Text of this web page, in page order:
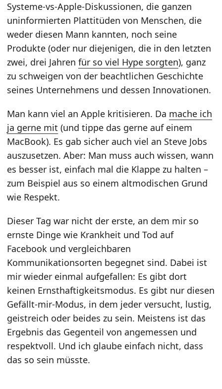
Systeme-vs-Apple-Diskussionen, die ganzen
uninformierten Plattitüden von Menschen, die
weder diesen Mann kannten, noch seine
Produkte (oder nur diejenigen, die in den letzten
zwei, drei Jahren für so viel Hype sorgten), ganz
zu schweigen von der beachtlichen Geschichte
seines Unternehmens und dessen Innovationen.
Man kann viel an Apple kritisieren. Da mache ich
ja gerne mit (und tippe das gerne auf einem
MacBook). Es gab sicher auch viel an Steve Jobs
auszusetzen. Aber: Man muss auch wissen, wann
es besser ist, einfach mal die Klappe zu halten –
zum Beispiel aus so einem altmodischen Grund
wie Respekt.
Dieser Tag war nicht der erste, an dem mir so
ernste Dinge wie Krankheit und Tod auf
Facebook und vergleichbaren
Kommunikationsorten begegnet sind. Dabei ist
mir wieder einmal aufgefallen: Es gibt dort
keinen Ernsthaftigkeitsmodus. Es gibt nur diesen
Gefällt-mir-Modus, in dem jeder versucht, lustig,
geistreich oder beides zu sein. Meistens ist das
Ergebnis das Gegenteil von angemessen und
respektvoll. Und ich glaube einfach nicht, dass
das so sein müsste.